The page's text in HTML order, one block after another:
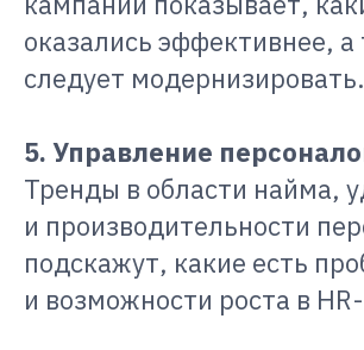
оказались эффективнее, а
следует модернизировать.
5. Управление
Тренды в области найма,
и производительности
подскажут, какие есть
и возможности роста в